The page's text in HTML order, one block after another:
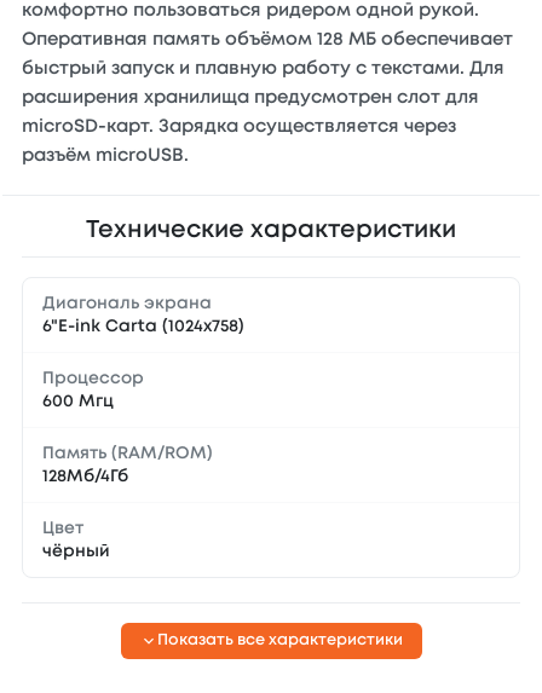
комфортно пользоваться ридером одной рукой.
Оперативная память объёмом 128 МБ обеспечивает
быстрый запуск и плавную работу с текстами. Для
расширения хранилища предусмотрен слот для
microSD-карт. Зарядка осуществляется через
разъём microUSB.
Технические характеристики
Диагональ экрана
6"E-ink Carta (1024x758)
Процессор
600 Мгц
Память (RAM/ROM)
128Мб/4Гб
Цвет
чёрный
Показать все характеристики